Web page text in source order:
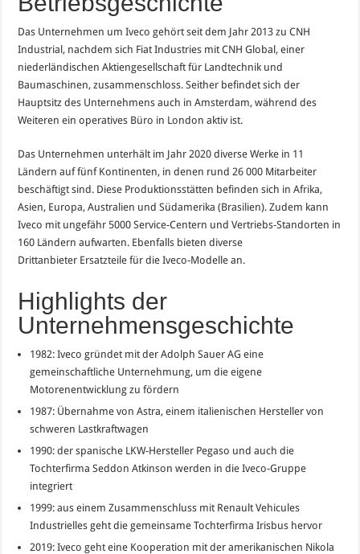
Das Unternehmen um Iveco gehört seit dem Jahr 2013 zu CNH
Industrial, nachdem sich Fiat Industries mit CNH Global, einer
niederländischen Aktiengesellschaft für Landtechnik und
Baumaschinen, zusammenschloss. Seither befindet sich der
Hauptsitz des Unternehmens auch in Amsterdam, während des
Weiteren ein operatives Büro in London aktiv ist.
Das Unternehmen unterhält im Jahr 2020 diverse Werke in 11
Ländern auf fünf Kontinenten, in denen rund 26 000 Mitarbeiter
beschäftigt sind. Diese Produktionsstätten befinden sich in Afrika,
Asien, Europa, Australien und Südamerika (Brasilien). Zudem kann
Iveco mit ungefähr 5000 Service-Centern und Vertriebs-Standorten in
160 Ländern aufwarten. Ebenfalls bieten diverse
Drittanbieter Ersatzteile für die Iveco-Modelle an.
Highlights der
Unternehmensgeschichte
1982: Iveco gründet mit der Adolph Sauer AG eine
gemeinschaftliche Unternehmung, um die eigene
Motorenentwicklung zu fördern
1987: Übernahme von Astra, einem italienischen Hersteller von
schweren Lastkraftwagen
1990: der spanische LKW-Hersteller Pegaso und auch die
Tochterfirma Seddon Atkinson werden in die Iveco-Gruppe
integriert
1999: aus einem Zusammenschluss mit Renault Vehicules
Industrielles geht die gemeinsame Tochterfirma Irisbus hervor
2019: Iveco geht eine Kooperation mit der amerikanischen Nikola